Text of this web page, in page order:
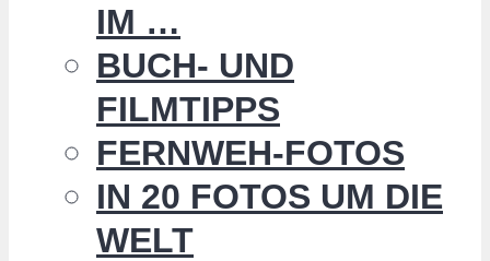
IM …
BUCH- UND
FILMTIPPS
FERNWEH-FOTOS
IN 20 FOTOS UM DIE
WELT